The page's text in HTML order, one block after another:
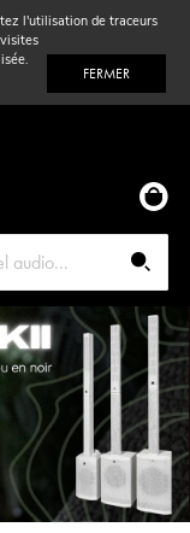
l'utilisation de traceurs
FERMER